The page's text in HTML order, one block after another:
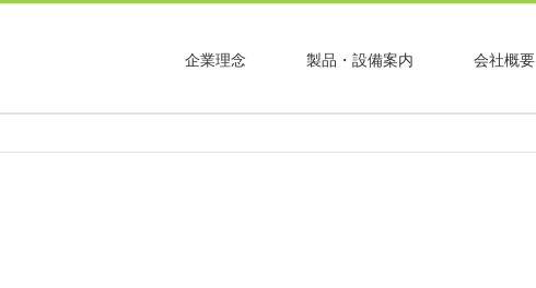
企業理念 製品・設備案内 会社概要